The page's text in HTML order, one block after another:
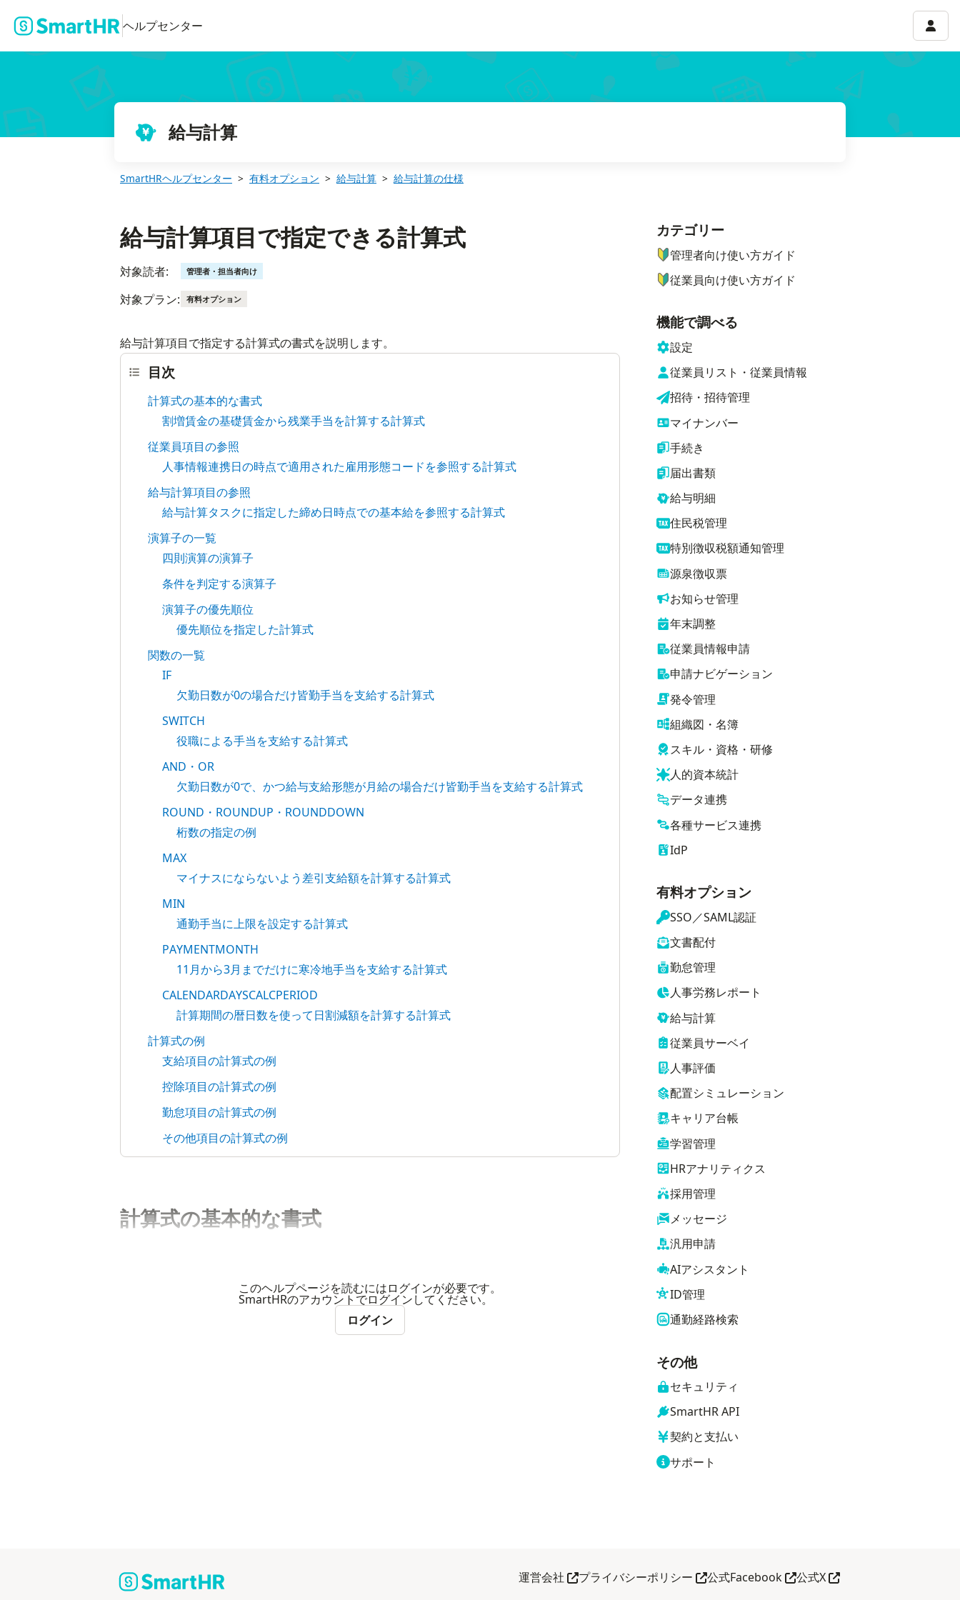
ヘルプセンター アカ
給与計算
SmartHRヘルプセンター 有料オプション 給与計算 給与計算の仕様
給与計算項目で指定できる計算式
対象読者: 管理者・担当者向け
対象プラン: 有料オプション
給与計算項目で指定する計算式の書式を説明します。
目次
計算式の基本的な書式
割増賃金の基礎賃金から残業手当を計算する計算式
従業員項目の参照
人事情報連携日の時点で適用された雇用形態コードを参照する計算式
給与計算項目の参照
給与計算タスクに指定した締め日時点での基本給を参照する計算式
演算子の一覧
四則演算の演算子
条件を判定する演算子
演算子の優先順位
優先順位を指定した計算式
関数の一覧
IF
欠勤日数が0の場合だけ皆勤手当を支給する計算式
SWITCH
役職による手当を支給する計算式
AND・OR
欠勤日数が0で、かつ給与支給形態が月給の場合だけ皆勤手当を支給する計算式
ROUND・ROUNDUP・ROUNDDOWN
桁数の指定の例
MAX
マイナスにならないよう差引支給額を計算する計算式
MIN
通勤手当に上限を設定する計算式
PAYMENTMONTH
11月から3月までだけに寒冷地手当を支給する計算式
CALENDARDAYSCALCPERIOD
計算期間の暦日数を使って日割減額を計算する計算式
計算式の例
支給項目の計算式の例
控除項目の計算式の例
勤怠項目の計算式の例
その他項目の計算式の例
計算式の基本的な書式
このヘルプページを読むにはログインが必要です。
SmartHRのアカウントでログインしてください。
ログイン
ナビゲーションメニュー
カテゴリー
管理者向け使い方ガイド
従業員向け使い方ガイド
機能で調べる
設定
従業員リスト・従業員情報
招待・招待管理
マイナンバー
手続き
届出書類
給与明細
住民税管理
特別徴収税額通知管理
源泉徴収票
お知らせ管理
年末調整
従業員情報申請
申請ナビゲーション
発令管理
組織図・名簿
スキル・資格・研修
人的資本統計
データ連携
各種サービス連携
IdP
有料オプション
SSO／SAML認証
文書配付
勤怠管理
人事労務レポート
給与計算
従業員サーベイ
人事評価
配置シミュレーション
キャリア台帳
学習管理
HRアナリティクス
採用管理
メッセージ
汎用申請
AIアシスタント
ID管理
通勤経路検索
その他
セキュリティ
SmartHR API
契約と支払い
サポート
運営会社 別タブで開く
プライバシーポリシー 別タブで開く
公式Facebook別タブで開く
公式X別タブで開く